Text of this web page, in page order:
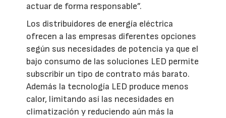
actuar de forma responsable”.
Los distribuidores de energía eléctrica
ofrecen a las empresas diferentes opciones
según sus necesidades de potencia ya que el
bajo consumo de las soluciones LED permite
subscribir un tipo de contrato más barato.
Además la tecnología LED produce menos
calor, limitando así las necesidades en
climatización y reduciendo aún más la